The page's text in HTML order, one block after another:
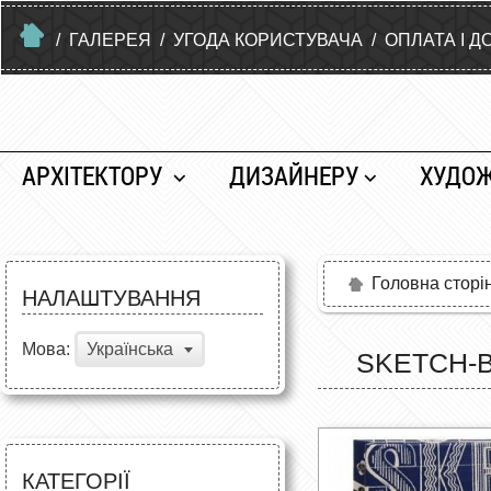
/ ГАЛЕРЕЯ / УГОДА КОРИСТУВАЧА / ОПЛАТА І
АРХІТЕКТОРУ ДИЗАЙНЕРУ
НАЛАШТУВАННЯ
Мова: Українська
КАТЕГОРІЇ
Головна